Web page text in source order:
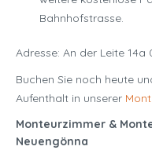
Bahnhofstrasse.
Adresse: An der Leite
Buchen Sie noch heute
Aufenthalt in unserer
Monteurzimmer &
Neuengönna